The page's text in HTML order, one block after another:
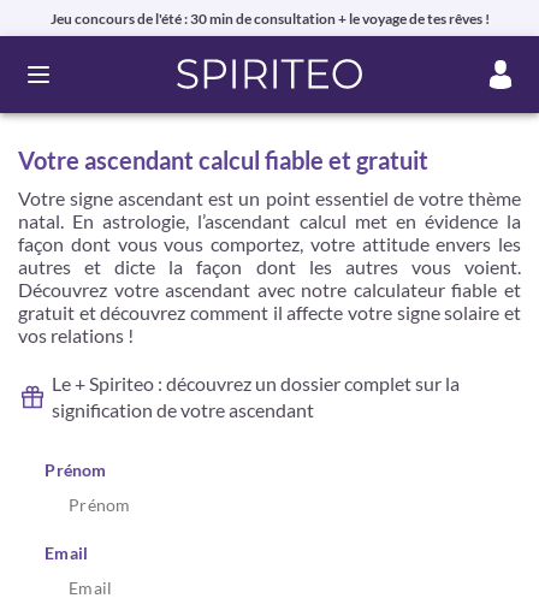
Jeu concours de l'été : 30 min de consultation + le voyage de tes rêves !
Ouvrir le menu
Votre ascendant calcul fiable et gratuit
Votre signe ascendant est un point essentiel de votre thème
natal. En astrologie, l’ascendant calcul met en évidence la
façon dont vous vous comportez, votre attitude envers les
autres et dicte la façon dont les autres vous voient.
Découvrez votre ascendant avec notre calculateur fiable et
gratuit et découvrez comment il affecte votre signe solaire et
vos relations !
Le + Spiriteo : découvrez un dossier complet sur la
signification de votre ascendant
Prénom
Email